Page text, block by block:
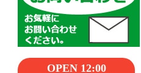
OPEN 12:00